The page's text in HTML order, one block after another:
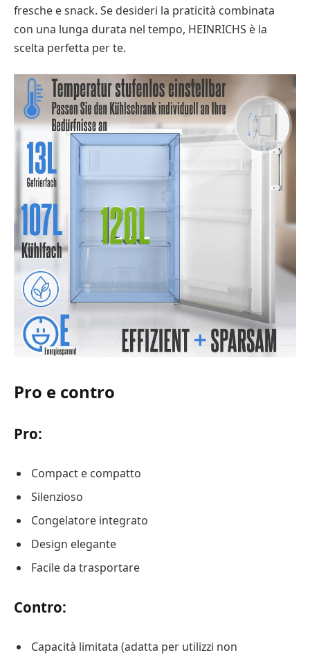
fresche e snack. Se desideri la praticità combinata
con una lunga durata nel tempo, HEINRICHS è la
scelta perfetta per te.
Pro e contro
Pro:
Compact e compatto
Silenzioso
Congelatore integrato
Design elegante
Facile da trasportare
Contro:
Capacità limitata (adatta per utilizzi non